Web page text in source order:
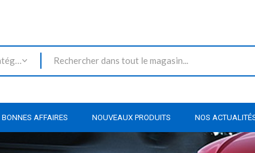
Toutes les catégories
BONNES AFFAIRES NOUVEAUX PRODUITS NOS